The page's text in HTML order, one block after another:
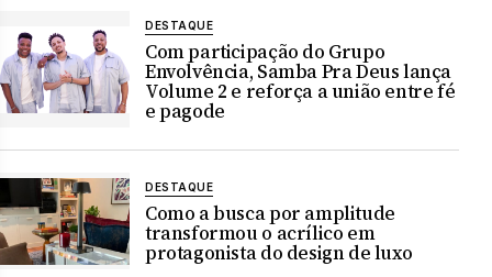
DESTAQUE
Com participação do Grupo
Envolvência, Samba Pra Deus lança
Volume 2 e reforça a união entre fé
e pagode
DESTAQUE
Como a busca por amplitude
transformou o acrílico em
protagonista do design de luxo